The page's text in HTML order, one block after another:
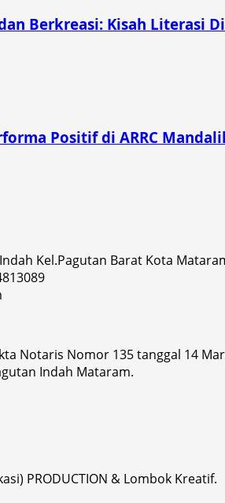
Berkreasi: Kisah Literasi
Positif di ARRC
Kel.Pagutan Barat Kota
Notaris Nomor 135 tanggal 14
Indah Mataram.
PRODUCTION & Lombok Kreatif.